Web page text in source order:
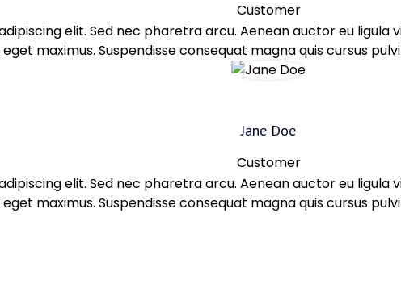
Customer
elit. Sed nec pharetra arcu. Aenean auctor eu ligula
maximus. Suspendisse consequat magna quis cursus
Jane Doe
Customer
elit. Sed nec pharetra arcu. Aenean auctor eu ligula
maximus. Suspendisse consequat magna quis cursus